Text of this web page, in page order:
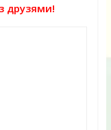
друзями!